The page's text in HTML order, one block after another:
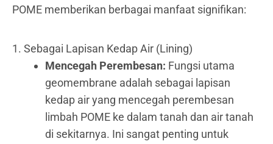
POME memberikan berbagai manfaat signifikan:
1. Sebagai Lapisan Kedap Air (Lining)
Mencegah Perembesan: Fungsi utama
geomembrane adalah sebagai lapisan
kedap air yang mencegah perembesan
limbah POME ke dalam tanah dan air tanah
di sekitarnya. Ini sangat penting untuk